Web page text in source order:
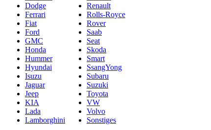
Dodge
Ferrari
Fiat
Ford
GMC
Honda
Hummer
Hyundai
Isuzu
Jaguar
Jeep
KIA
Lada
Lamborghini
Renault
Rolls-Royce
Rover
Saab
Seat
Skoda
Smart
SsangYong
Subaru
Suzuki
Toyota
VW
Volvo
Sonstiges